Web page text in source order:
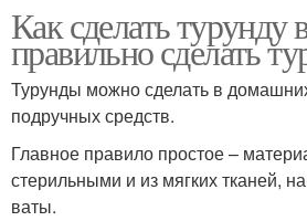
Как сделать турунду
правильно сделать
Турунды можно сделать в
подручных средств.
Главное правило простое –
стерильными и из мягких тканей,
ваты.